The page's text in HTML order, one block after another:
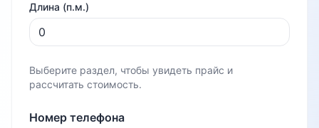
Длина (п.м.)
Выберите раздел, чтобы увидеть прайс и
рассчитать стоимость.
Номер телефона